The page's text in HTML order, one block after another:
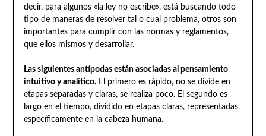
decir, para algunos «la ley no escribe», está buscando todo
tipo de maneras de resolver tal o cual problema, otros son
importantes para cumplir con las normas y reglamentos,
que ellos mismos y desarrollar.
Las siguientes antípodas están asociadas al pensamiento
intuitivo y analítico.El primero es rápido, no se divide en
etapas separadas y claras, se realiza poco. El segundo es
largo en el tiempo, dividido en etapas claras, representadas
específicamente en la cabeza humana.